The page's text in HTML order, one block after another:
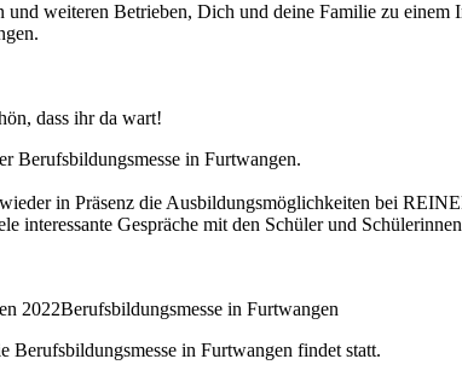
und weiteren Betrieben, Dich und deine Familie zu
dass ihr da wart!
Berufsbildungsmesse in Furtwangen.
in Präsenz die Ausbildungsmöglichkeiten bei
interessante Gespräche mit den Schüler und
Berufsbildungsmesse in Furtwangen
in Furtwangen findet statt.